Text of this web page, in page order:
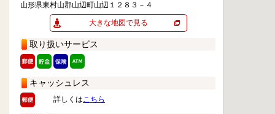
山形県東村山郡山辺町山辺１２８３－４
大きな地図で見る
取り扱いサービス
キャッシュレス
詳しくはこちら